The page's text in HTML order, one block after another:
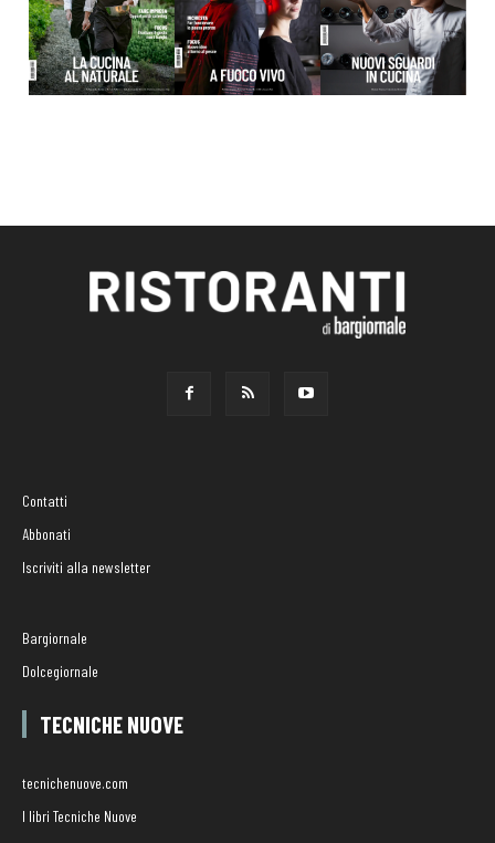
Contatti
Abbonati
Iscriviti alla newsletter
Bargiornale
Dolcegiornale
TECNICHE NUOVE
tecnichenuove.com
I libri Tecniche Nuove